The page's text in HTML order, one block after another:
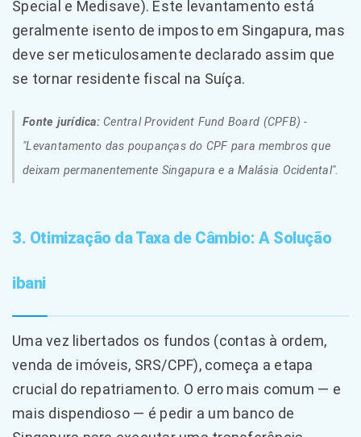
Special e Medisave). Este levantamento está
geralmente isento de imposto em Singapura, mas
deve ser meticulosamente declarado assim que
se tornar residente fiscal na Suíça.
Fonte jurídica:Central Provident Fund Board (CPFB) -
"Levantamento das poupanças do CPF para membros que
deixam permanentemente Singapura e a Malásia Ocidental".
3. Otimização da Taxa de Câmbio: A Solução
ibani
Uma vez libertados os fundos (contas à ordem,
venda de imóveis, SRS/CPF), começa a etapa
crucial do repatriamento. O erro mais comum — e
mais dispendioso — é pedir a um banco de